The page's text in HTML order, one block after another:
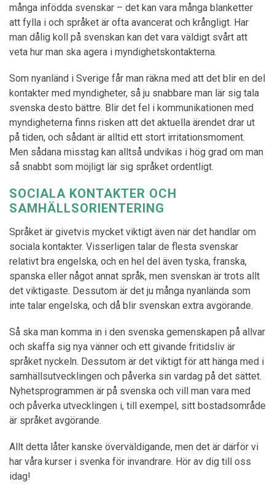
många infödda svenskar – det kan vara många blanketter
att fylla i och språket är ofta avancerat och krångligt. Har
man dålig koll på svenskan kan det vara väldigt svårt att
veta hur man ska agera i myndighetskontakterna.
Som nyanländ i Sverige får man räkna med att det blir en del
kontakter med myndigheter, så ju snabbare man lär sig tala
svenska desto bättre. Blir det fel i kommunikationen med
myndigheterna finns risken att det aktuella ärendet drar ut
på tiden, och sådant är alltid ett stort irritationsmoment.
Men sådana misstag kan alltså undvikas i hög grad om man
så snabbt som möjligt lär sig språket ordentligt.
SOCIALA KONTAKTER OCH
SAMHÄLLSORIENTERING
Språket är givetvis mycket viktigt även när det handlar om
sociala kontakter. Visserligen talar de flesta svenskar
relativt bra engelska, och en hel del även tyska, franska,
spanska eller något annat språk, men svenskan är trots allt
det viktigaste. Dessutom är det ju många nyanlända som
inte talar engelska, och då blir svenskan extra avgörande.
Så ska man komma in i den svenska gemenskapen på allvar
och skaffa sig nya vänner och ett givande fritidsliv är
språket nyckeln. Dessutom är det viktigt för att hänga med i
samhällsutvecklingen och påverka sin vardag på det sättet.
Nyhetsprogrammen är på svenska och vill man vara med
och påverka utvecklingen i, till exempel, sitt bostadsområde
är språket avgörande.
Allt detta låter kanske överväldigande, men det är därför vi
har våra kurser i svenka för invandrare. Hör av dig till oss
idag!